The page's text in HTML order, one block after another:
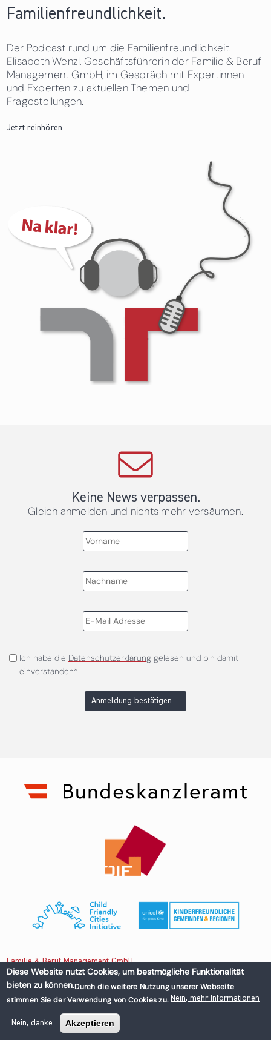
Familienfreundlichkeit.
Der Podcast rund um die Familienfreundlichkeit.
Elisabeth Wenzl, Geschäftsführerin der Familie & Beruf
Management GmbH, im Gespräch mit Expertinnen
und Experten zu aktuellen Themen und
Fragestellungen.
Jetzt reinhören
Keine News verpassen.
Gleich anmelden und nichts mehr versäumen.
Ich habe die Datenschutzerklärunggelesen und bin damit
einverstanden*
Anmeldung bestätigen
Familie & Beruf Management GmbH
Untere Donaustraße 13-15/3 1020 Wien, Austria
+43 1 218 50 70
office@familieundberuf.at
Diese Website nutzt Cookies, um bestmögliche Funktionalität
bieten zu können.Durch die weitere Nutzung unserer Webseite
stimmen Sie der Verwendung von Cookies zu. Nein, mehr Informationen
Nein, danke Akzeptieren